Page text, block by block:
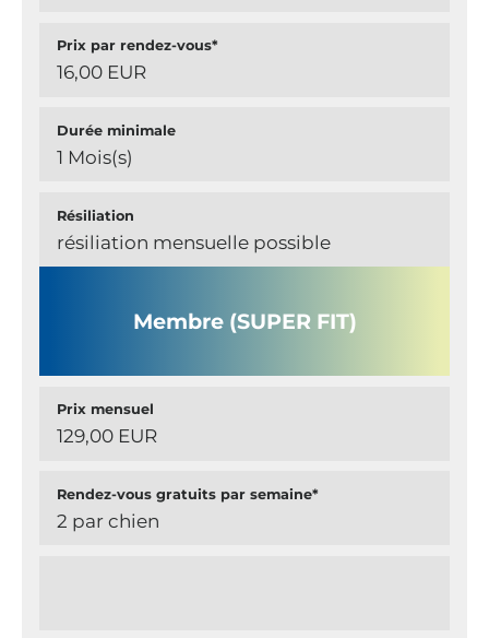
Prix par rendez-vous*
16,00 EUR
Durée minimale
1 Mois(s)
Résiliation
résiliation mensuelle possible
Membre (SUPER FIT)
Prix mensuel
129,00 EUR
Rendez-vous gratuits par semaine*
2 par chien